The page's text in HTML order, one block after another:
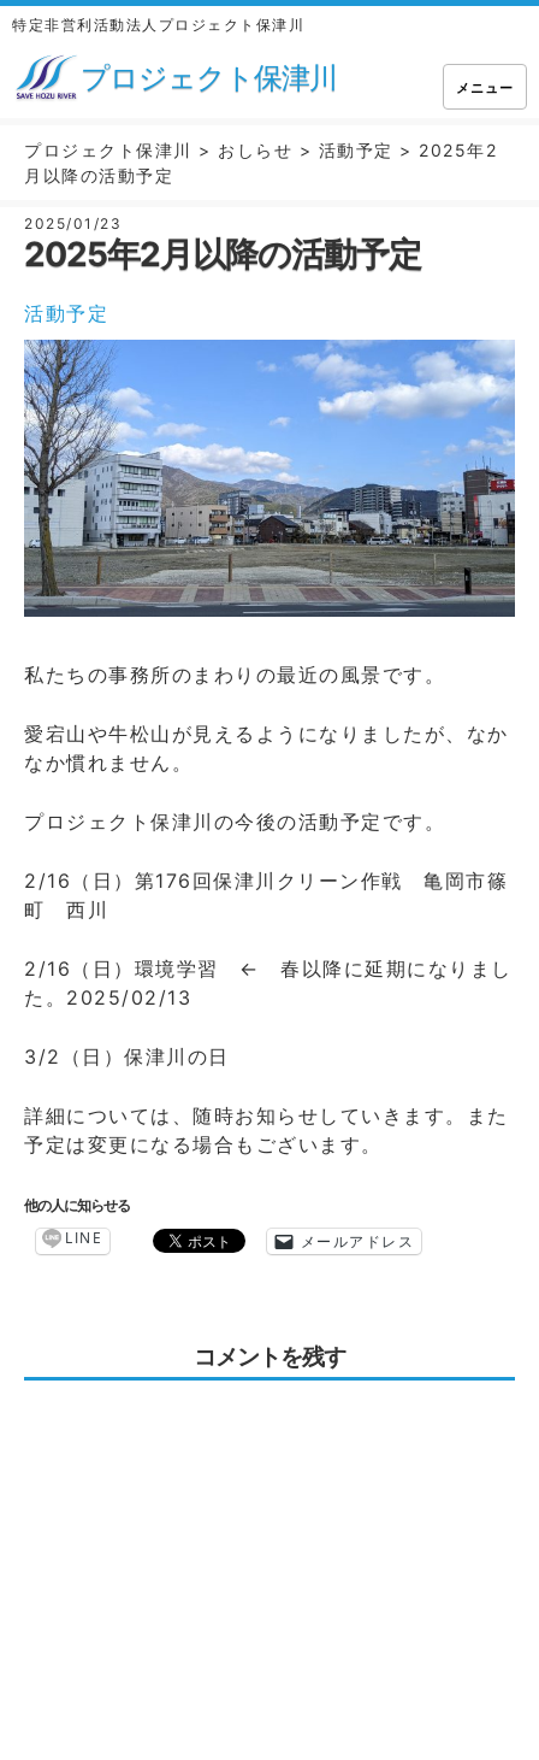
特定非営利活動法人プロジェクト保津川
プロジェクト保津川 メニュー
プロジェクト保津川 > おしらせ > 活動予定 > 2025年2
月以降の活動予定
2025/01/23
2025年2月以降の活動予定
活動予定
私たちの事務所のまわりの最近の風景です。
愛宕山や牛松山が見えるようになりましたが、なか
なか慣れません。
プロジェクト保津川の今後の活動予定です。
2/16（日）第176回保津川クリーン作戦 亀岡市篠
町 西川
2/16（日）環境学習 ← 春以降に延期になりまし
た。2025/02/13
3/2（日）保津川の日
詳細については、随時お知らせしていきます。また
予定は変更になる場合もございます。
他の人に知らせる
LINE メールアドレス
コメントを残す